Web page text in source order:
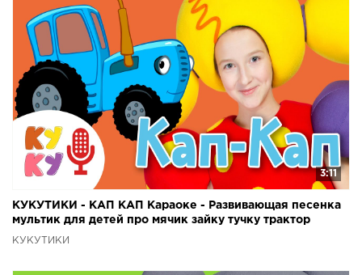
3:11
КУКУТИКИ - КАП КАП Караоке - Развивающая песенка
мультик для детей про мячик зайку тучку трактор
КУКУТИКИ